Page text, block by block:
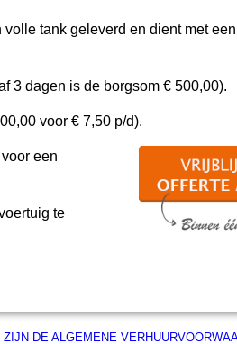
volle tank geleverd en dient met
3 dagen is de borgsom € 500,00).
voor € 7,50 p/d).
een
te
DE ALGEMENE